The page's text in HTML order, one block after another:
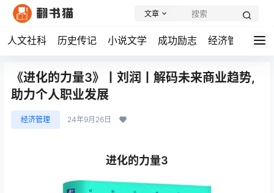
人文社科 历史传记 小说文学 成功励志 经济管理 学
文章
《进化的力量3》丨刘润丨解码未来商业趋势,
助力个人职业发展
经济管理 24年9月26日
进化的力量3